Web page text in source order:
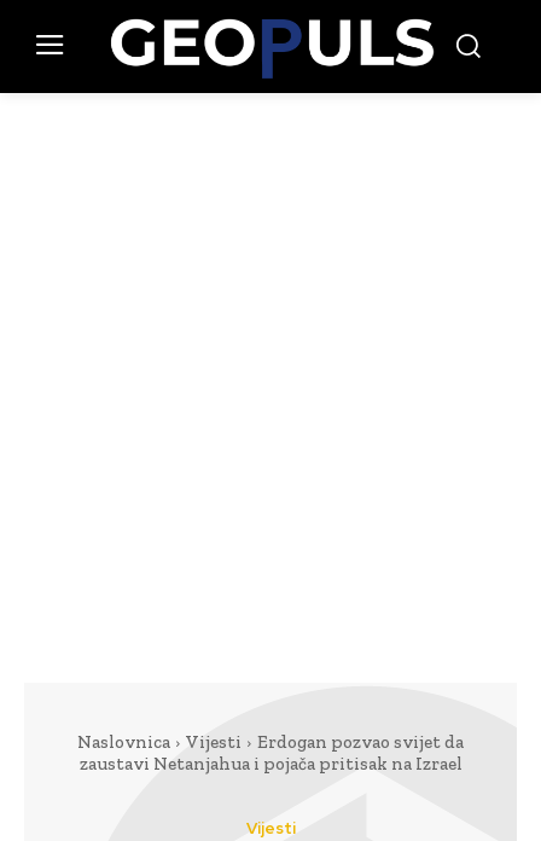
Naslovnica Vijesti
Erdogan pozvao svijet da
zaustavi Netanjahua i pojača pritisak na Izrael
Vijesti